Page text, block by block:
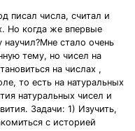
писал числа, считал и
Но когда же впервые
стало очень
тему, но чисел на
на числах ,
то есть на натуральных
натуральных чисел и
Задачи: 1) Изучить,
с историей